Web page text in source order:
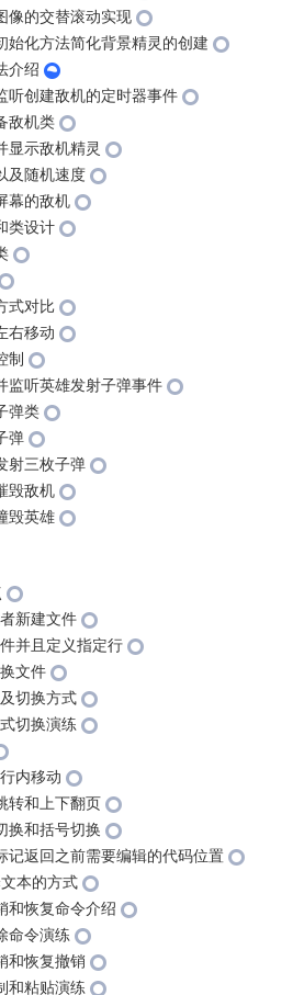
像的交替滚动实现
始化方法简化背景精灵的创建
介绍
听创建敌机的定时器事件
敌机类
显示敌机精灵
及随机速度
幕的敌机
类设计
式对比
右移动
制
监听英雄发射子弹事件
弹类
弹
射三枚子弹
毁敌机
毁英雄
新建文件
并且定义指定行
文件
切换方式
切换演练
内移动
转和上下翻页
换和括号切换
记返回之前需要编辑的代码位置
本的方式
和恢复命令介绍
命令演练
和恢复撤销
和粘贴演练